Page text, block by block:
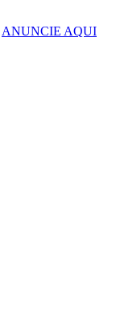
ANUNCIE AQUI